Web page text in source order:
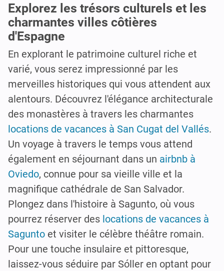
Explorez les trésors culturels et les
charmantes villes côtières
d'Espagne
En explorant le patrimoine culturel riche et
varié, vous serez impressionné par les
merveilles historiques qui vous attendent aux
alentours. Découvrez l'élégance architecturale
des monastères à travers les charmantes
locations de vacances à San Cugat del Vallés.
Un voyage à travers le temps vous attend
également en séjournant dans un airbnb à
Oviedo, connue pour sa vieille ville et la
magnifique cathédrale de San Salvador.
Plongez dans l'histoire à Sagunto, où vous
pourrez réserver des locations de vacances à
Sagunto et visiter le célèbre théâtre romain.
Pour une touche insulaire et pittoresque,
laissez-vous séduire par Sóller en optant pour